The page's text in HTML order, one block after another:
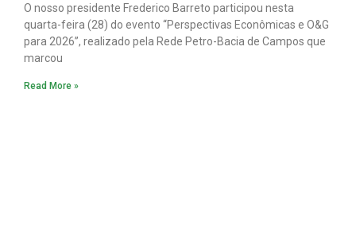
O nosso presidente Frederico Barreto participou nesta
quarta-feira (28) do evento “Perspectivas Econômicas e O&G
para 2026”, realizado pela Rede Petro-Bacia de Campos que
marcou
Read More »